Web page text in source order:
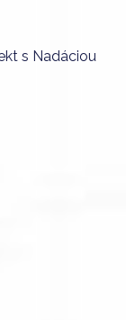
s Nadáciou